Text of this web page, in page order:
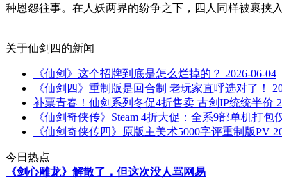
种恩怨往事。在人妖两界的纷争之下，四人同样被裹挟
关于仙剑四的新闻
《仙剑》这个招牌到底是怎么烂掉的？ 2026-06-04
《仙剑四》重制版是回合制 老玩家直呼选对了！
补票青春！仙剑系列冬促4折售卖 古剑IP统统半价
《仙剑奇侠传》Steam 4折大促：全系9部单机打包
《仙剑奇侠传四》原版主美术5000字评重制版PV
今日热点
《剑心雕龙》解散了，但这次没人骂网易